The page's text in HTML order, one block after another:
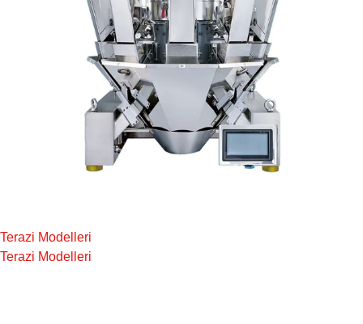
Terazi Modelleri
Terazi Modelleri